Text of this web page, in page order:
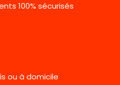
100% sécurisés
ou à domicile